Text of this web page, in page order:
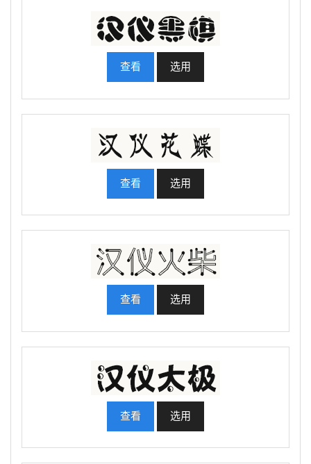
查看 选用
查看 选用
查看 选用
查看 选用